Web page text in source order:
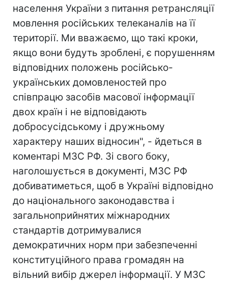
населення України з питання ретрансляції
мовлення російських телеканалів на її
території. Ми вважаємо, що такі кроки,
якщо вони будуть зроблені, є порушенням
відповідних положень російсько-
українських домовленостей про
співпрацю засобів масової інформації
двох країн і не відповідають
добросусідському і дружньому
характеру наших відносин", - йдеться в
коментарі МЗС РФ. Зі свого боку,
наголошується в документі, МЗС РФ
добиватиметься, щоб в Україні відповідно
до національного законодавства і
загальноприйнятих міжнародних
стандартів дотримувалися
демократичних норм при забезпеченні
конституційного права громадян на
вільний вибір джерел інформації. У МЗС